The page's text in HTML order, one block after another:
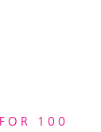
100